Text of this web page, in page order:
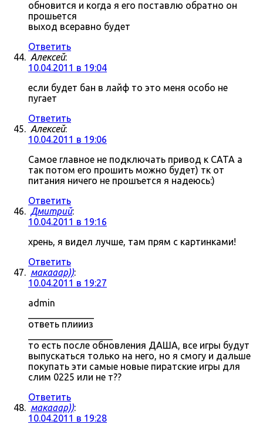
обновится и когда я его поставлю обратно он
прошьется
выход всеравно будет
Ответить
Алексей:
10.04.2011 в 19:04
если будет бан в лайф то это меня особо не
пугает
Ответить
Алексей:
10.04.2011 в 19:06
Самое главное не подключать привод к САТА а
так потом его прошить можно будет) тк от
питания ничего не прошъется я надеюсь:)
Ответить
Дмитрий:
10.04.2011 в 19:16
хрень, я видел лучше, там прям с картинками!
Ответить
макааар)):
10.04.2011 в 19:27
admin
ответь плиииз
то есть после обновления ДАША, все игры будут
выпускаться только на него, но я смогу и дальше
покупать эти самые новые пиратские игры для
слим 0225 или не т??
Ответить
макааар)):
10.04.2011 в 19:28